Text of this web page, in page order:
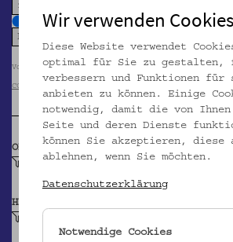
zoom in
Volkskundemuseum Wien
CC BY-NC-SA
OBJEKTKLASSE
HERSTELLER/IN
Wir verwenden Cookies
Diese Website verwendet
optimal für Sie zu gestalten,
verbessern und Funktionen für
anbieten zu können. Einige
notwendig, damit die von Ihnen
Seite und deren Dienste
können Sie akzeptieren, diese
ablehnen, wenn Sie möchten.
Datenschutzerklärung
Notwendige Cookies